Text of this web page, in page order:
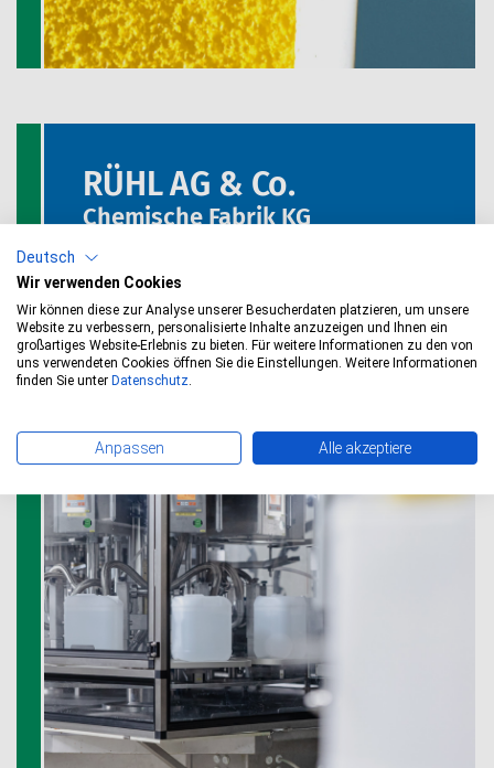
RÜHL AG & Co.
Chemische Fabrik KG
Reinigung + Desinfektion
Deutsch
Wir verwenden Cookies
Wir können diese zur Analyse unserer Besucherdaten platzieren, um unsere
Website zu verbessern, personalisierte Inhalte anzuzeigen und Ihnen ein
großartiges Website-Erlebnis zu bieten. Für weitere Informationen zu den von
uns verwendeten Cookies öffnen Sie die Einstellungen. Weitere Informationen
finden Sie unter Datenschutz.
Anpassen Alle akzeptiere